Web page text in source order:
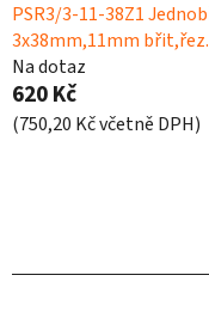
PSR3/3-11-38Z1
3x38mm,11mm
Na dotaz
620 Kč
(750,20 Kč včetně DPH)